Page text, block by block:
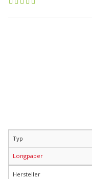
Typ
Longpaper
Hersteller